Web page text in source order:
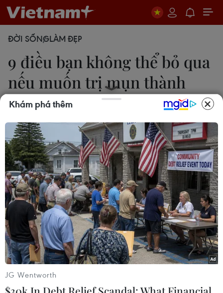
ĐỜI SỐNGLÀM ĐẸP
9 điều bạn không thể bỏ qua
nếu muốn trị mụn thành
công
25/05/2021 03:35
Để giảm mụn và ngăn ngừa mụn, không nên dùng
sữa rửa mặt có chứa quá nhiều hạt tẩy tế bào chết
thô cứng, không dùng loại có hương liệu tổng hợp
hay chứa benzoyl peroxide.
Khám phá thêm
JG Wentworth